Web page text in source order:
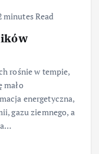
minutes Read
rośnie w tempie,
mało
energetyczna,
gazu ziemnego, a